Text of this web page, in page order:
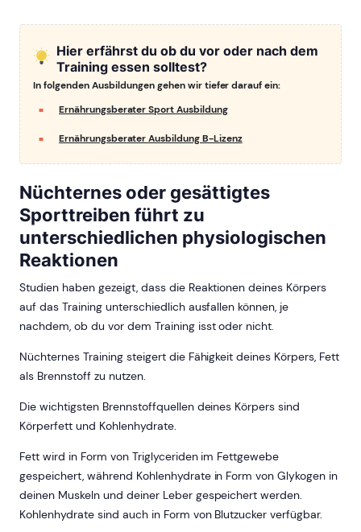
Hier erfährst du ob du vor oder nach dem
Training essen solltest?
In folgenden Ausbildungen gehen wir tiefer darauf ein:
Ernährungsberater Sport Ausbildung
Ernährungsberater Ausbildung B-Lizenz
Nüchternes oder gesättigtes
Sporttreiben führt zu
unterschiedlichen physiologischen
Reaktionen
Studien haben gezeigt, dass die Reaktionen deines Körpers
auf das Training unterschiedlich ausfallen können, je
nachdem, ob du vor dem Training isst oder nicht.
Nüchternes Training steigert die Fähigkeit deines Körpers, Fett
als Brennstoff zu nutzen.
Die wichtigsten Brennstoffquellen deines Körpers sind
Körperfett und Kohlenhydrate.
Fett wird in Form von Triglyceriden im Fettgewebe
gespeichert, während Kohlenhydrate in Form von Glykogen in
deinen Muskeln und deiner Leber gespeichert werden.
Kohlenhydrate sind auch in Form von Blutzucker verfügbar.